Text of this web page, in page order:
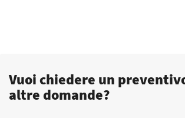
Vuoi chiedere un
altre domande?